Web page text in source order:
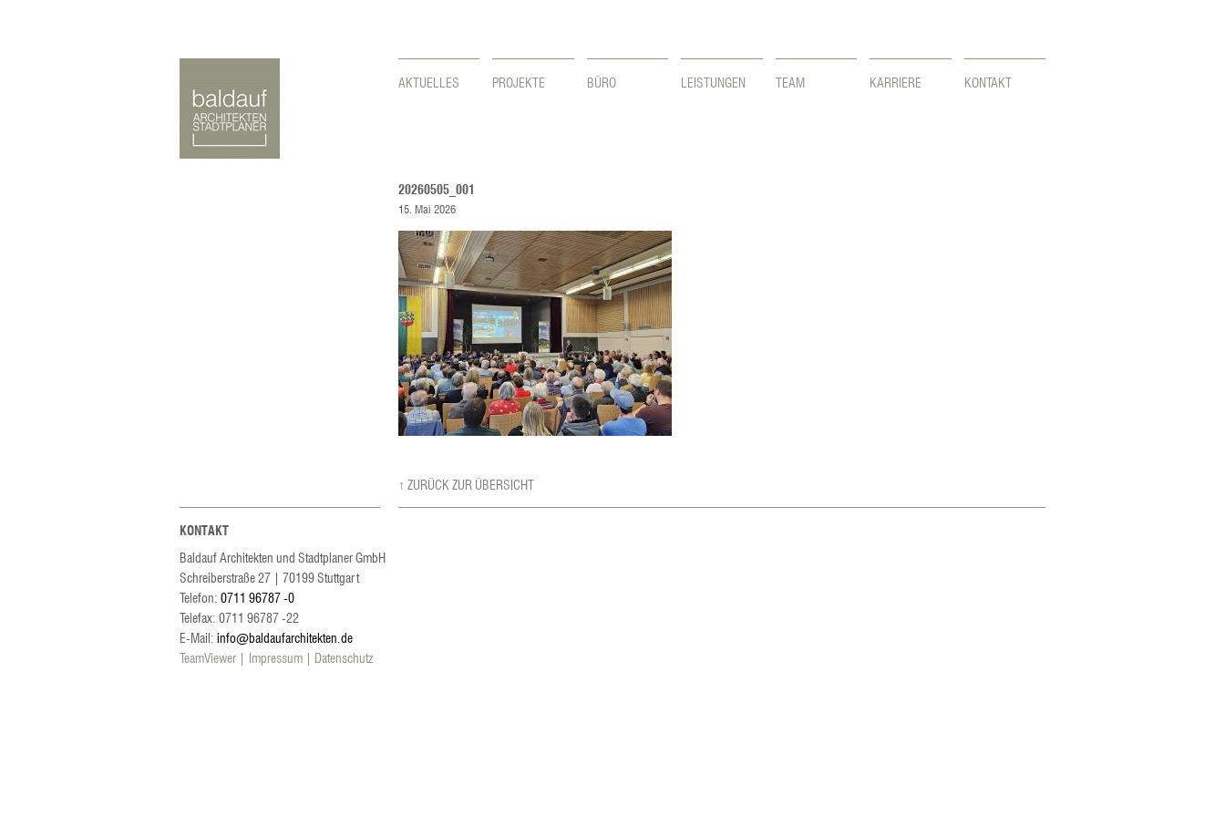
AKTUELLES PROJEKTE BÜRO LEISTUNGEN TEAM KARRIERE KONTAKT
20260505_001
15. Mai 2026
↑ ZURÜCK ZUR ÜBERSICHT
KONTAKT
Baldauf Architekten und Stadtplaner GmbH
Schreiberstraße 27 | 70199Stuttgart
Telefon: 0711 96787 -0
Telefax: 0711 96787 -22
E-Mail: info@baldaufarchitekten.de
TeamViewer
Impressum Datenschutz